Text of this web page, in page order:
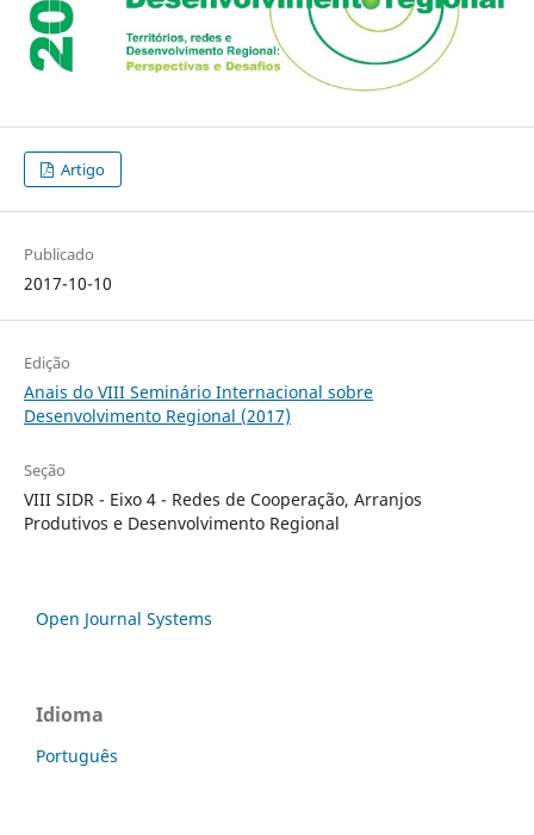
Artigo
Publicado
2017-10-10
Edição
Anais do VIII Seminário Internacional sobre
Desenvolvimento Regional (2017)
Seção
VIII SIDR - Eixo 4 - Redes de Cooperação, Arranjos
Produtivos e Desenvolvimento Regional
Open Journal Systems
Idioma
Português